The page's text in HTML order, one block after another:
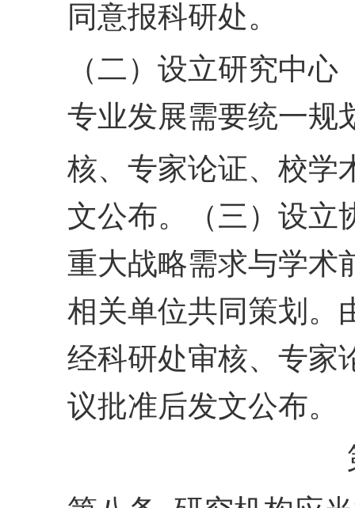
同意报科研处。
（二）设立研究中
专业发展需要统一规
核、专家论证、校学
文公布。
（三）设
重大战略需求与学术
相关单位共同策划。
经科研处审核、专家
议批准后发文公布。